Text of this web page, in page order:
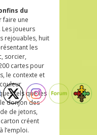
du
faire une
joueurs
rejouables, huit
les
sorcier,
cartes pour
le contexte et
tels que les
donjon des
de jetons,
créent
l’emploi.